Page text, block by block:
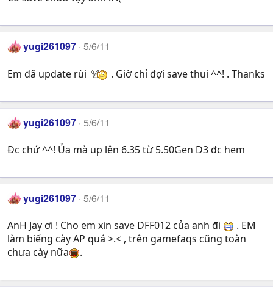
yugi261097 5/6/11
Em đã update rùi . Giờ chỉ đợi save thui ^^! . Thanks
yugi261097 5/6/11
Đc chứ ^^! Ủa mà up lên 6.35 từ 5.50Gen D3 đc hem
yugi261097 5/6/11
AnH Jay ơi ! Cho em xin save DFF012 của anh đi
. EM
làm biếng cày AP quá >.< , trên gamefaqs cũng toàn
chưa cày nữa
.